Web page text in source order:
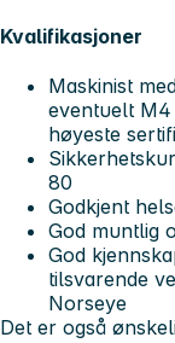
Kvalifikasjoner
Maskinist
eventuelt
høyeste
80
Godkjent
God muntlig
God
tilsvarende
Norseye
Det er også